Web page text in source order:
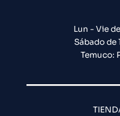
Lun - Vie
Sábado de
Temuco: